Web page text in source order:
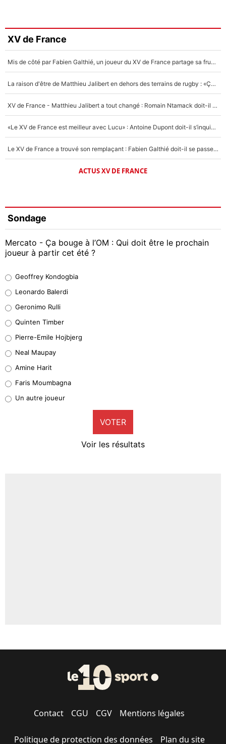
XV de France
Mis de côté par Fabien Galthié, un joueur du XV de France partage sa frustration : «ils ne me l’ont pas dit tout de suite»
La raison d'être de Matthieu Jalibert en dehors des terrains de rugby : «Ça m'atteint autant que si tu touches à un membre de ma famille»
XV de France - Matthieu Jalibert a tout changé : Romain Ntamack doit-il s’inquiéter pour sa place à un an de la Coupe du monde ?
«Le XV de France est meilleur avec Lucu» : Antoine Dupont doit-il s’inquiéter pour sa place ?
Le XV de France a trouvé son remplaçant : Fabien Galthié doit-il se passer d'Antoine Dupont ?
ACTUS XV DE FRANCE
Sondage
Mercato - Ça bouge à l’OM : Qui doit être le prochain
joueur à partir cet été ?
38%
32%
5%
1%
9%
Geoffrey Kondogbia
Leonardo Balerdi
Geronimo Rulli
Quinten Timber
Pierre-Emile Hojbjerg
Neal Maupay
Amine Harit
Faris Moumbagna
Un autre joueur
VOTER
Voir les résultats
Contact CGU CGV Mentions légales
Politique de protection des données Plan du site